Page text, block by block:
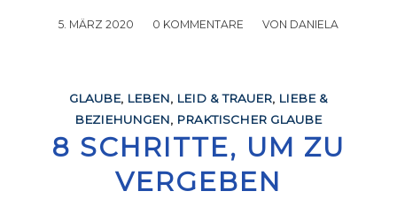
5. MÄRZ 2020
/ 0 KOMMENTARE
/ VON DANIELA
GLAUBE, LEBEN, LEID & TRAUER, LIEBE &
BEZIEHUNGEN, PRAKTISCHER GLAUBE
8 SCHRITTE, UM ZU
VERGEBEN